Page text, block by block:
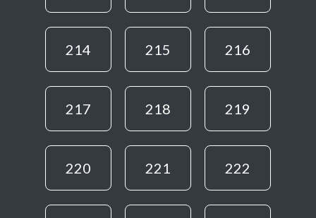
214 215 216
217 218 219
220 221 222